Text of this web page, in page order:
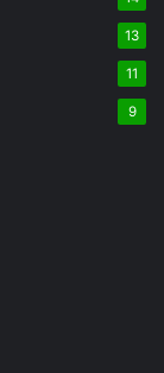
13
11
9